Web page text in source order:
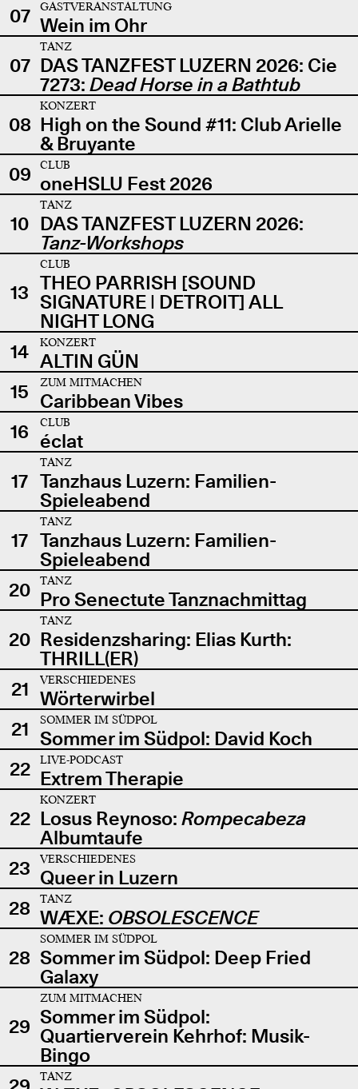
07
GASTVERANSTALTUNG
Wein im Ohr
07
TANZ
DAS TANZFEST LUZERN 2026: Cie
7273: Dead Horse in a Bathtub
08
KONZERT
High on the Sound #11: Club Arielle
& Bruyante
09
CLUB
oneHSLU Fest 2026
10
TANZ
DAS TANZFEST LUZERN 2026:
Tanz-Workshops
13
CLUB
THEO PARRISH [SOUND
SIGNATURE | DETROIT] ALL
NIGHT LONG
14
KONZERT
ALTIN GÜN
15
ZUM MITMACHEN
Caribbean Vibes
16
CLUB
éclat
17
TANZ
Tanzhaus Luzern: Familien-
Spieleabend
17
TANZ
Tanzhaus Luzern: Familien-
Spieleabend
20
TANZ
Pro Senectute Tanznachmittag
20
TANZ
Residenzsharing: Elias Kurth:
THRILL(ER)
21
VERSCHIEDENES
Wörterwirbel
21
SOMMER IM SÜDPOL
Sommer im Südpol: David Koch
22
LIVE-PODCAST
Extrem Therapie
22
KONZERT
Losus Reynoso: Rompecabeza
Albumtaufe
23
VERSCHIEDENES
Queer in Luzern
28
TANZ
WÆXE: OBSOLESCENCE
28
SOMMER IM SÜDPOL
Sommer im Südpol: Deep Fried
Galaxy
29
ZUM MITMACHEN
Sommer im Südpol:
Quartierverein Kehrhof: Musik-
Bingo
TANZ